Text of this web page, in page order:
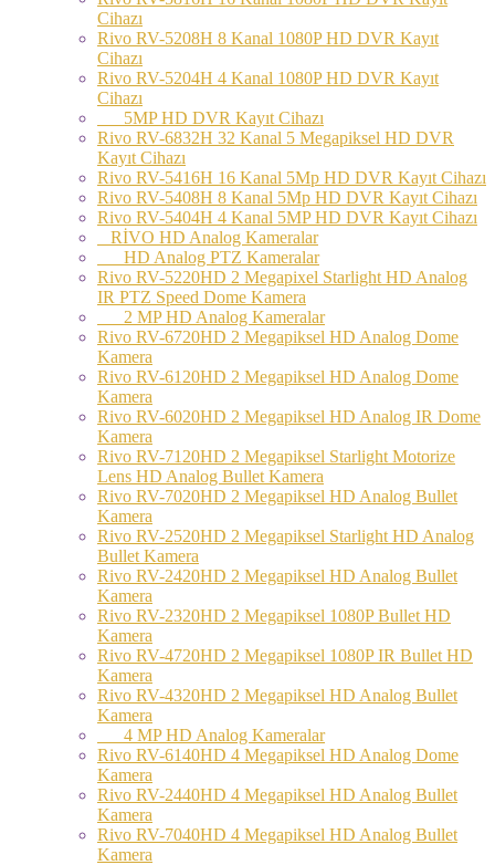
Cihazı
Rivo RV-5208H 8 Kanal 1080P HD DVR Kayıt
Cihazı
Rivo RV-5204H 4 Kanal 1080P HD DVR Kayıt
Cihazı
5MP HD DVR Kayıt Cihazı
Rivo RV-6832H 32 Kanal 5 Megapiksel HD DVR
Kayıt Cihazı
Rivo RV-5416H 16 Kanal 5Mp HD DVR Kayıt Cihazı
Rivo RV-5408H 8 Kanal 5Mp HD DVR Kayıt Cihazı
Rivo RV-5404H 4 Kanal 5MP HD DVR Kayıt Cihazı
RİVO HD Analog Kameralar
HD Analog PTZ Kameralar
Rivo RV-5220HD 2 Megapixel Starlight HD Analog
IR PTZ Speed Dome Kamera
2 MP HD Analog Kameralar
Rivo RV-6720HD 2 Megapiksel HD Analog Dome
Kamera
Rivo RV-6120HD 2 Megapiksel HD Analog Dome
Kamera
Rivo RV-6020HD 2 Megapiksel HD Analog IR Dome
Kamera
Rivo RV-7120HD 2 Megapiksel Starlight Motorize
Lens HD Analog Bullet Kamera
Rivo RV-7020HD 2 Megapiksel HD Analog Bullet
Kamera
Rivo RV-2520HD 2 Megapiksel Starlight HD Analog
Bullet Kamera
Rivo RV-2420HD 2 Megapiksel HD Analog Bullet
Kamera
Rivo RV-2320HD 2 Megapiksel 1080P Bullet HD
Kamera
Rivo RV-4720HD 2 Megapiksel 1080P IR Bullet HD
Kamera
Rivo RV-4320HD 2 Megapiksel HD Analog Bullet
Kamera
4 MP HD Analog Kameralar
Rivo RV-6140HD 4 Megapiksel HD Analog Dome
Kamera
Rivo RV-2440HD 4 Megapiksel HD Analog Bullet
Kamera
Rivo RV-7040HD 4 Megapiksel HD Analog Bullet
Kamera